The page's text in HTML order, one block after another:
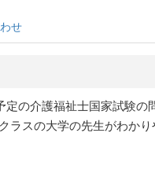
せ
の介護福祉士国家試験の
ラスの大学の先生がわかり